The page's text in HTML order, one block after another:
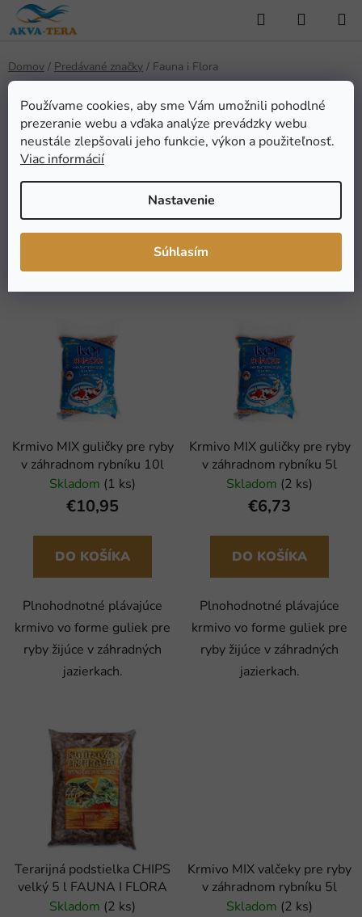
Používame cookies, aby sme Vám umožnili pohodlné
prezeranie webu a vďaka analýze prevádzky webu
neustále zlepšovali jeho funkcie, výkon a použiteľnosť.
Viac informácií
Nastavenie
Súhlasím
Prejsť
na
Hľadať
Domov / Predávané značky / Fauna i Flora
Fauna i Flora
d
o
o
Krmivo MIX guličky pre ryby
v záhradnom rybníku 10l
Skladom (1 ks)
€10,95
DO KOŠÍKA
Plnohodnotné plávajúce
krmivo vo forme guliek pre
ryby žijúce v záhradných
jazierkach.
Krmivo MIX guličky pre ryby
v záhradnom rybníku 5l
Skladom (2 ks)
€6,73
DO KOŠÍKA
Plnohodnotné plávajúce
krmivo vo forme guliek pre
ryby žijúce v záhradných
jazierkach.
Terarijná podstielka CHIPS
velký 5 l FAUNA I FLORA
Skladom (2 ks)
Krmivo MIX valčeky pre ryby
v záhradnom rybníku 5l
Skladom (2 ks)